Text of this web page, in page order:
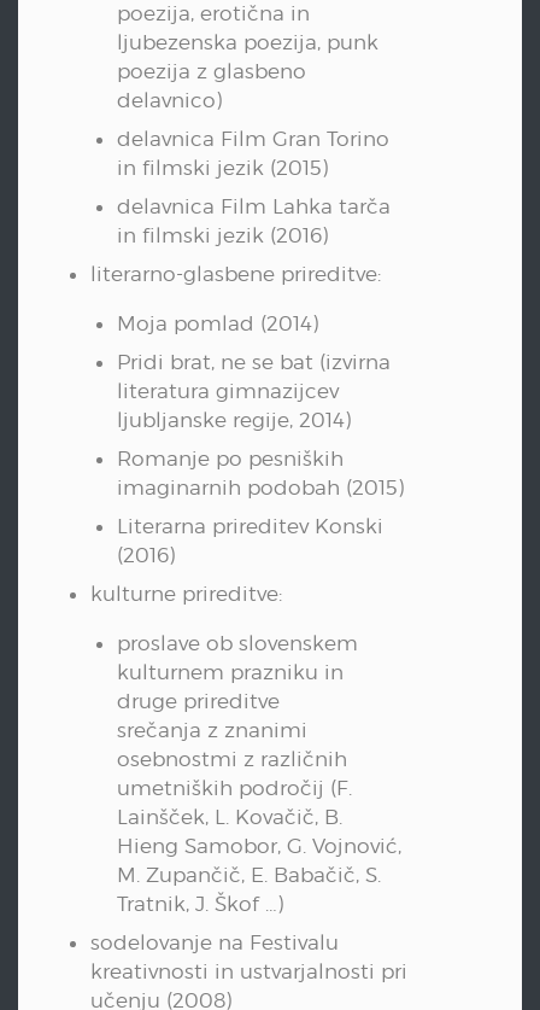
poezija, erotična in
ljubezenska poezija, punk
poezija z glasbeno
delavnico)
delavnica Film Gran Torino
in filmski jezik (2015)
delavnica Film Lahka tarča
in filmski jezik (2016)
literarno-glasbene prireditve:
Moja pomlad (2014)
Pridi brat, ne se bat (izvirna
literatura gimnazijcev
ljubljanske regije, 2014)
Romanje po pesniških
imaginarnih podobah (2015)
Literarna prireditev Konski
(2016)
kulturne prireditve:
proslave ob slovenskem
kulturnem prazniku in
druge prireditve
srečanja z znanimi
osebnostmi z različnih
umetniških področij (F.
Lainšček, L. Kovačič, B.
Hieng Samobor, G. Vojnović,
M. Zupančič, E. Babačič, S.
Tratnik, J. Škof …)
sodelovanje na Festivalu
kreativnosti in ustvarjalnosti pri
učenju (2008)